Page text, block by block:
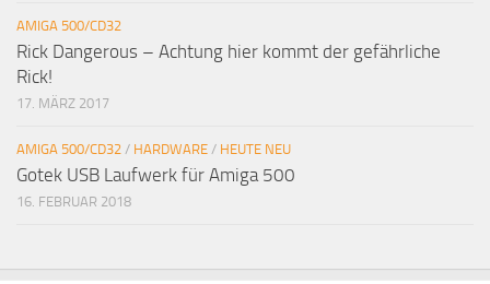
AMIGA 500/CD32
Rick Dangerous – Achtung hier kommt der gefährliche
Rick!
17. MÄRZ 2017
AMIGA 500/CD32 / HARDWARE / HEUTE NEU
Gotek USB Laufwerk für Amiga 500
16. FEBRUAR 2018